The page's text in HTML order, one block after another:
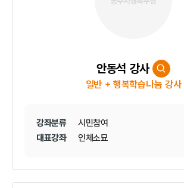
안동석 강사
일반 + 행복학습나눔 강사
강좌분류
시민참여
대표강좌
인체소묘